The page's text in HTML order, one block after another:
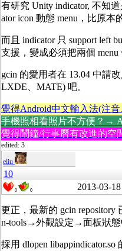
有研究 Unity indicator, 不知
ator icon 動態 menu，比原本
而且 indicator 只 support left
支援，變成必須把兩個 menu
gcin 的愛用者在 13.04 中請
LXDE、MATE) 吧。
覺得Android中文輸入法(注
手機照相看照片不方便？→
覺得鬧鐘/行事曆有改進的
edited: 3
eliu
10
0 0 2013-03-18
更正，最新的 gcin repository
n-tools→外觀設定→面板狀態
採用 dlopen